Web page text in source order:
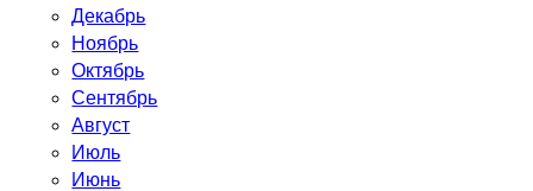
Декабрь
Ноябрь
Октябрь
Сентябрь
Август
Июль
Июнь